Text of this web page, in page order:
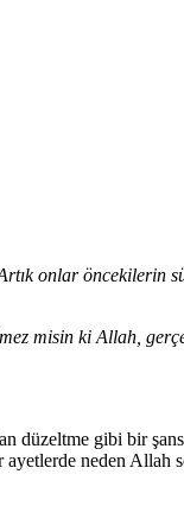
onlar öncekilerin
misin ki Allah,
düzeltme gibi bir
ayetlerde neden Allah